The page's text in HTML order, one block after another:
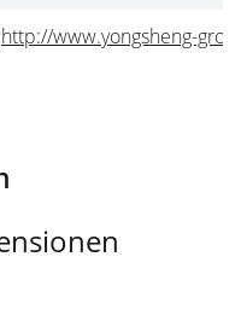
http://www.yongsheng-